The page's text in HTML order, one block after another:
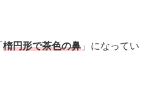
楕円形で茶色の鼻 」になってい